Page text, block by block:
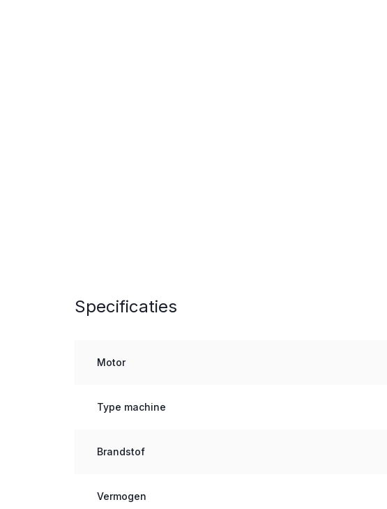
Specificaties
Motor
Type machine
Brandstof
Vermogen